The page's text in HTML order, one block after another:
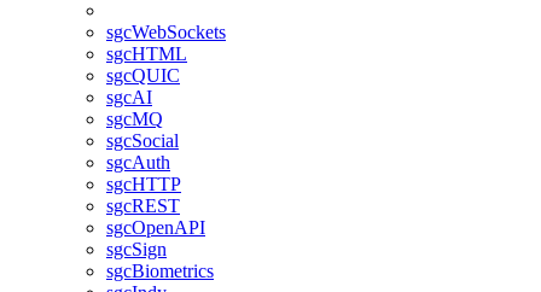
sgcWebSockets
sgcHTML
sgcQUIC
sgcAI
sgcMQ
sgcSocial
sgcAuth
sgcHTTP
sgcREST
sgcOpenAPI
sgcSign
sgcBiometrics